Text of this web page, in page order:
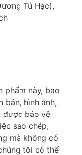
Tú Hạc),
phẩm này, bao
bản, hình ảnh,
được bảo vệ
sao chép,
mà không có
tôi có thể